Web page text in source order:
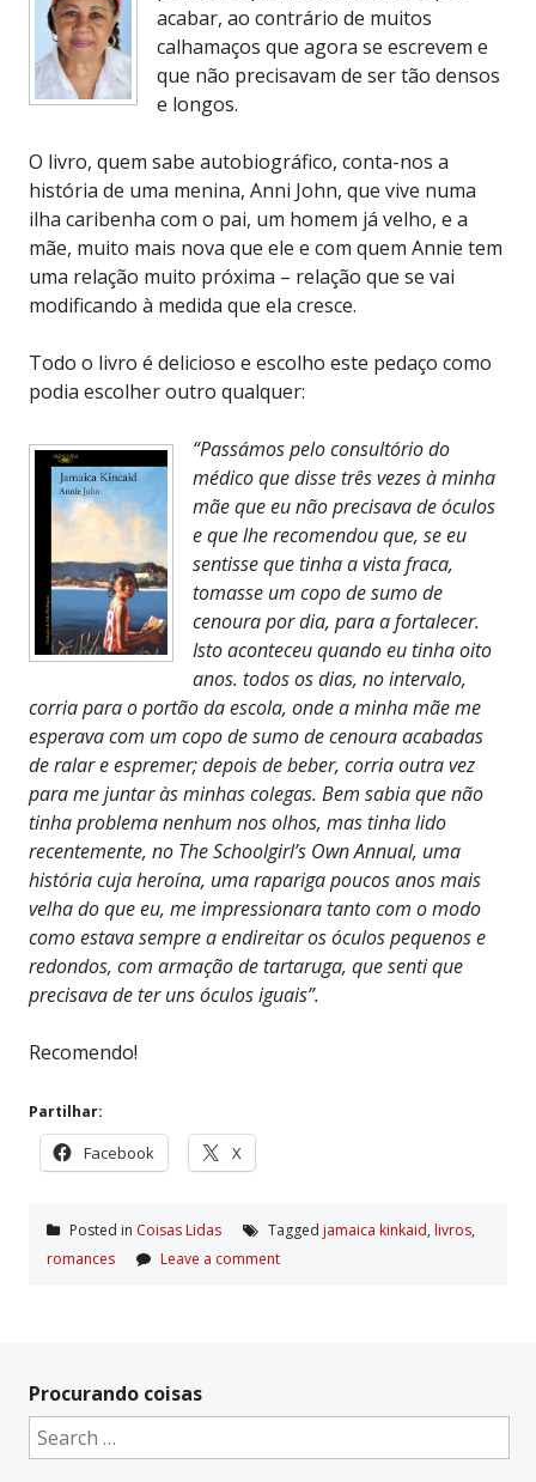
acabar, ao contrário de muitos
calhamaços que agora se escrevem e
que não precisavam de ser tão densos
e longos.
O livro, quem sabe autobiográfico, conta-nos a
história de uma menina, Anni John, que vive numa
ilha caribenha com o pai, um homem já velho, e a
mãe, muito mais nova que ele e com quem Annie tem
uma relação muito próxima – relação que se vai
modificando à medida que ela cresce.
Todo o livro é delicioso e escolho este pedaço como
podia escolher outro qualquer:
“Passámos pelo consultório do
médico que disse três vezes à minha
mãe que eu não precisava de óculos
e que lhe recomendou que, se eu
sentisse que tinha a vista fraca,
tomasse um copo de sumo de
cenoura por dia, para a fortalecer.
Isto aconteceu quando eu tinha oito
anos. todos os dias, no intervalo,
corria para o portão da escola, onde a minha mãe me
esperava com um copo de sumo de cenoura acabadas
de ralar e espremer; depois de beber, corria outra vez
para me juntar às minhas colegas. Bem sabia que não
tinha problema nenhum nos olhos, mas tinha lido
recentemente, no The Schoolgirl’s Own Annual, uma
história cuja heroína, uma rapariga poucos anos mais
velha do que eu, me impressionara tanto com o modo
como estava sempre a endireitar os óculos pequenos e
redondos, com armação de tartaruga, que senti que
precisava de ter uns óculos iguais”.
Recomendo!
Partilhar:
Facebook X
Posted in Coisas Lidas Tagged jamaica kinkaid, livros,
romances
Leave a comment
Procurando coisas
Search
for: